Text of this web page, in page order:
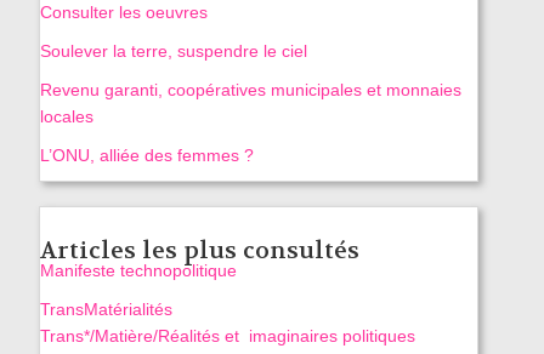
Consulter les oeuvres
Soulever la terre, suspendre le ciel
Revenu garanti, coopératives municipales et monnaies
locales
L’ONU, alliée des femmes ?
Articles les plus consultés
Manifeste technopolitique
TransMatérialités
Trans*/Matière/Réalités et imaginaires politiques